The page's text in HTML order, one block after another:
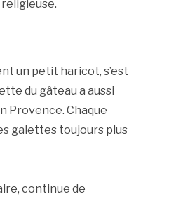
un petit haricot, s’est
du gâteau a aussi
Provence. Chaque
galettes toujours plus
continue de